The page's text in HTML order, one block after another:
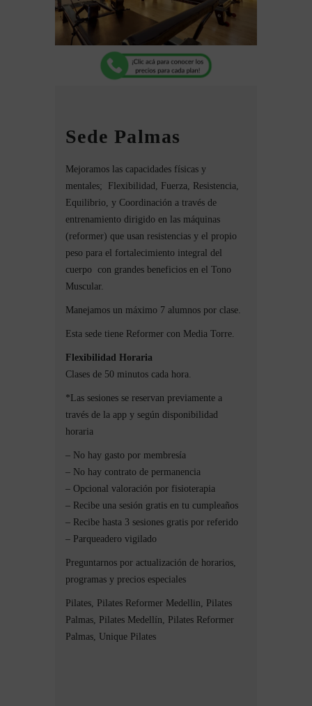
Sede Palmas
Mejoramos las capacidades físicas y
mentales; Flexibilidad, Fuerza, Resistencia,
Equilibrio, y Coordinación a través de
entrenamiento dirigido en las máquinas
(reformer) que usan resistencias y el propio
peso para el fortalecimiento integral del
cuerpo con grandes beneficios en el Tono
Muscular.
Manejamos un máximo 7 alumnos por clase.
Esta sede tiene Reformer con Media Torre.
Flexibilidad Horaria
Clases de 50 minutos cada hora.
*Las sesiones se reservan previamente a
través de la app y según disponibilidad
horaria
– No hay gasto por membresía
– No hay contrato de permanencia
– Opcional valoración por fisioterapia
– Recibe una sesión gratis en tu cumpleaños
– Recibe hasta 3 sesiones gratis por referido
– Parqueadero vigilado
Preguntarnos por actualización de horarios,
programas y precios especiales
Pilates, Pilates Reformer Medellin, Pilates
Palmas, Pilates Medellín, Pilates Reformer
Palmas, Unique Pilates